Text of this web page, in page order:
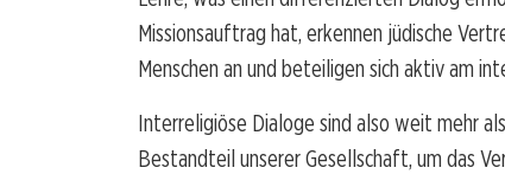
Missionsauftrag hat, erkennen jüdische
Menschen an und beteiligen sich aktiv am
Interreligiöse Dialoge sind also weit mehr
Bestandteil unserer Gesellschaft, um das